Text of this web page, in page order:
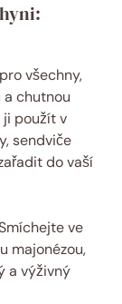
všechny,
chutnou
ji použít v
sendviče
do vaší
ve
majonézou,
a výživný